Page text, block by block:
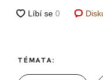
TÉMATA: